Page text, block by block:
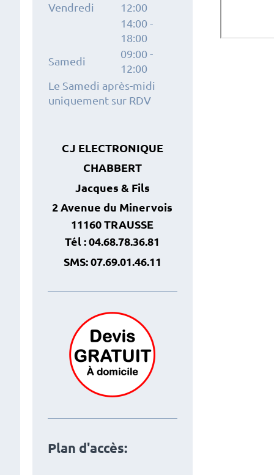
Vendredi
12:00
14:00-
18:00
Samedi
09:00-
12:00
Le Samedi après-midi
uniquement sur RDV
CJ ELECTRONIQUE
CHABBERT
Jacques & Fils
2 Avenue du Minervois
11160 TRAUSSE
Tél : 04.68.78.36.81
SMS: 07.69.01.46.11
Plan d'accès: